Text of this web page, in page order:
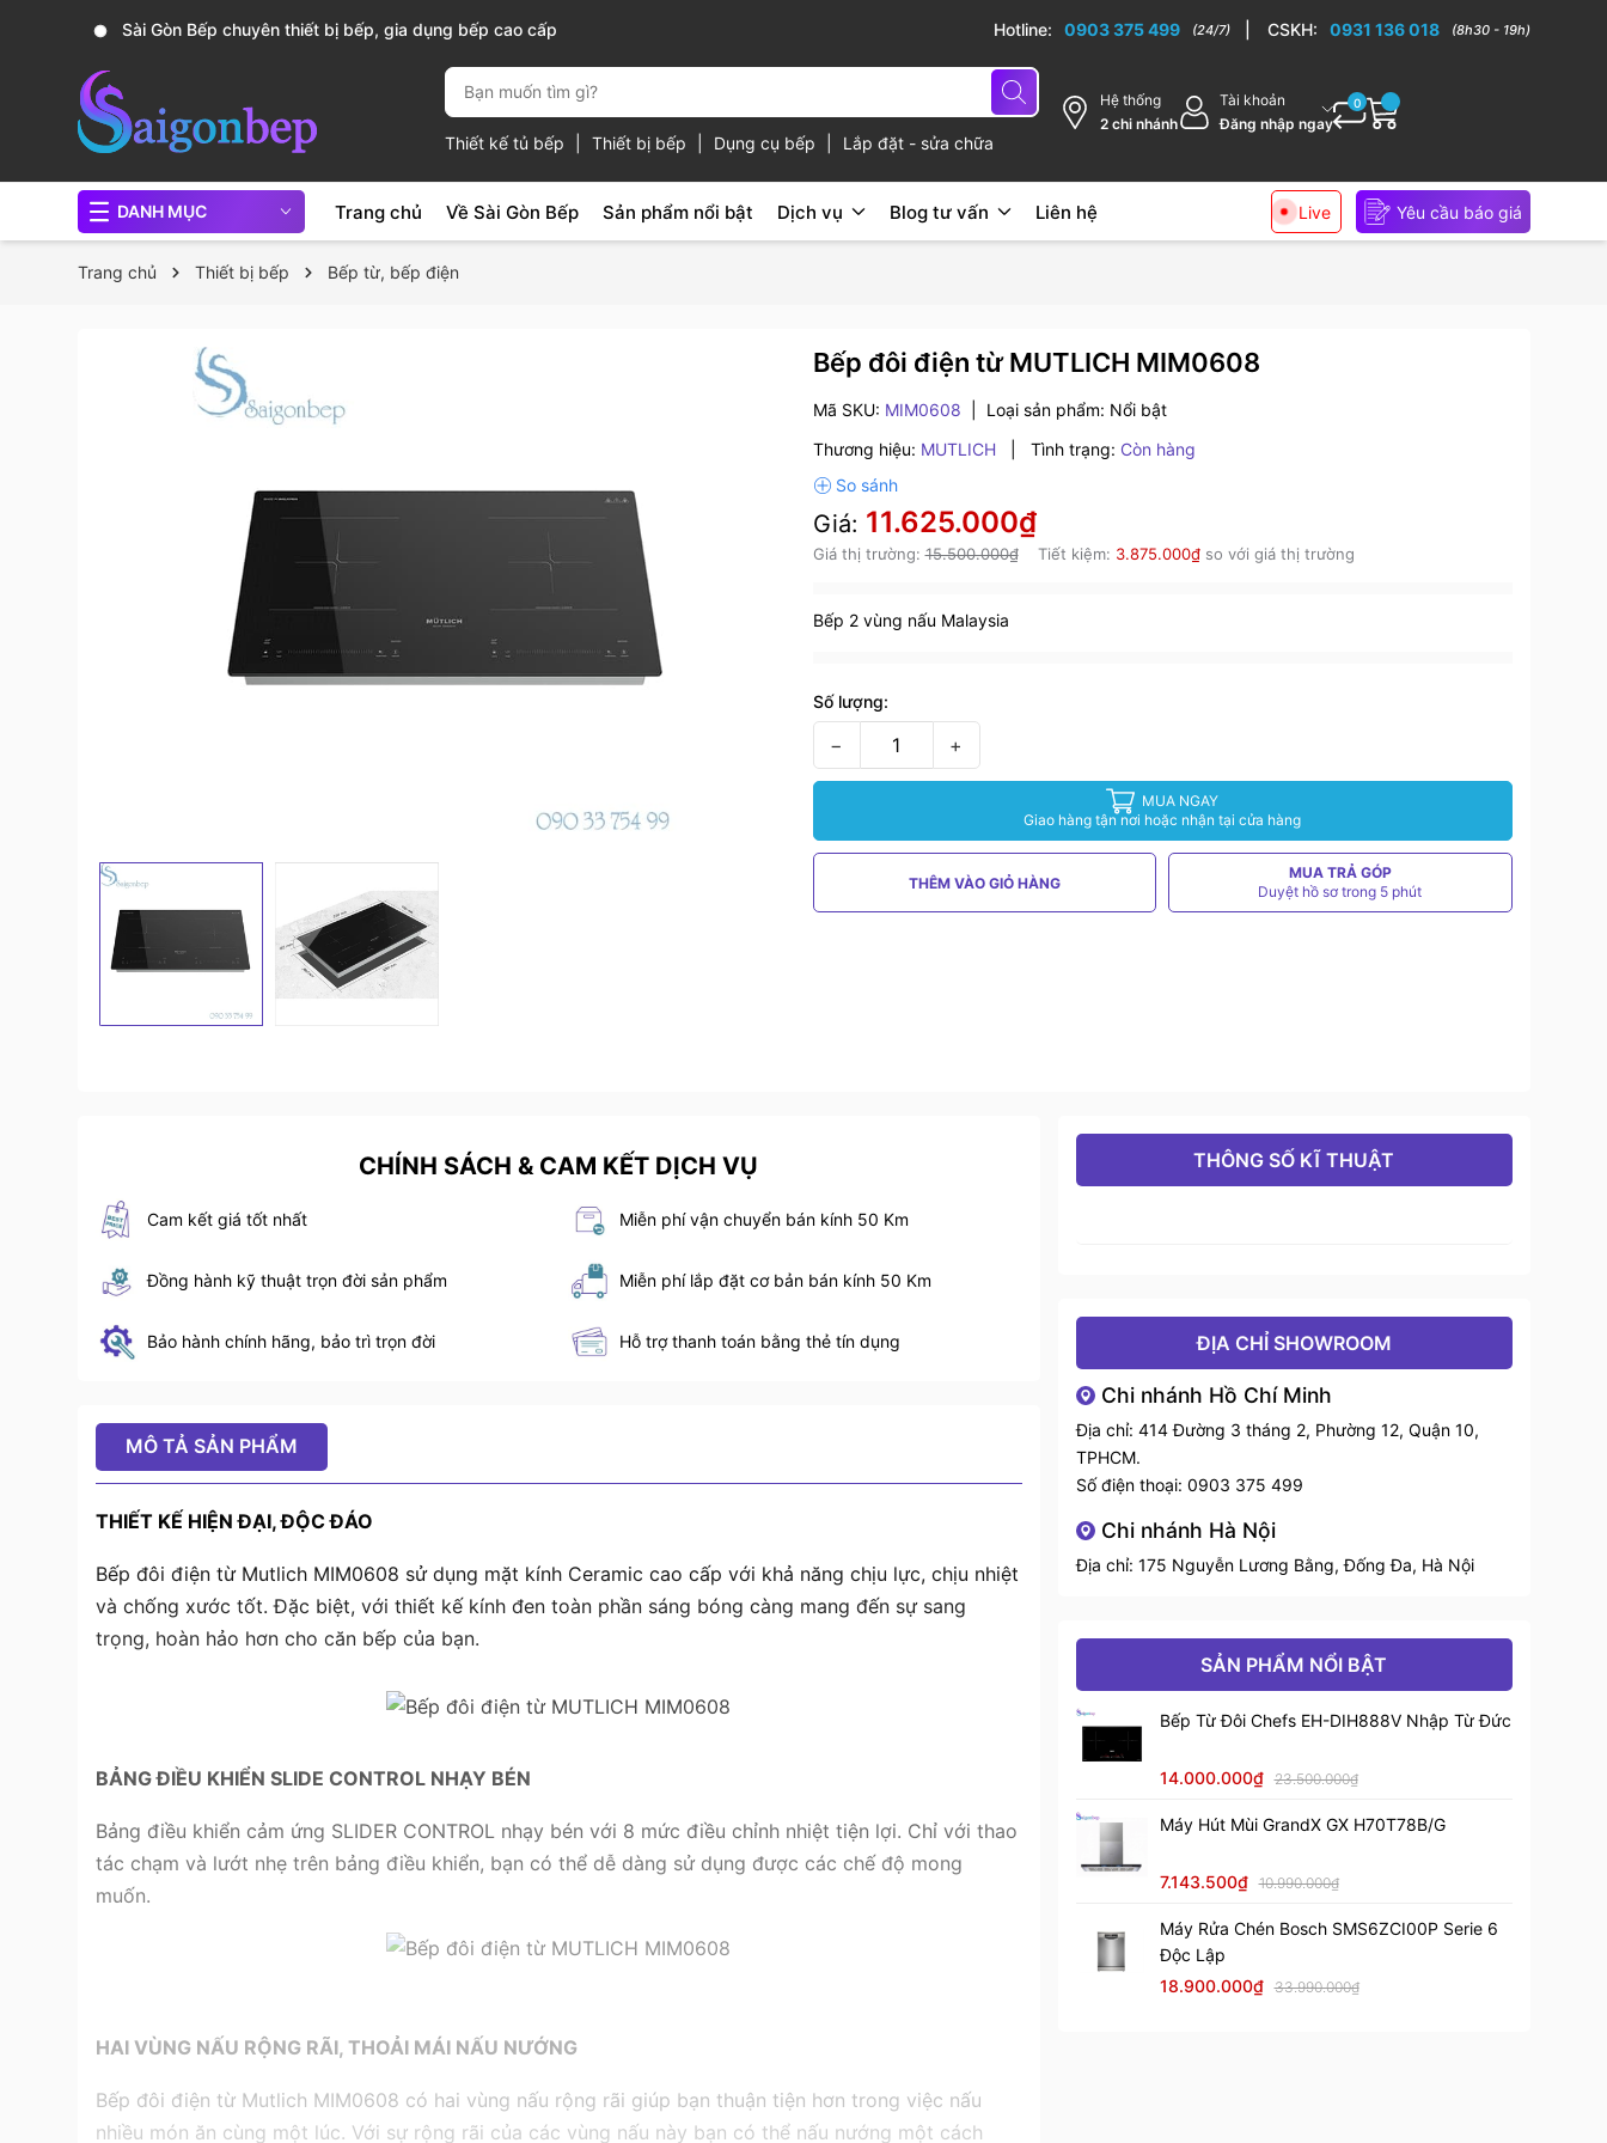
Sài Gòn Bếp chuyên thiết bị bếp, gia dụng bếp cao cấp Hotline: 0903 375 499 (24/7) CSKH: 0931 136 018 (8h30 - 19h)
Thiết kế tủ bếp Thiết bị bếp Dụng cụ bếp Lắp đặt - sửa chữa
Hệ thống
2 chi nhánh
Tài khoản
Đăng nhập ngay
0
DANH MỤC Trang chủ Về Sài Gòn Bếp Sản phẩm nổi bật Dịch vụ Blog tư vấn Liên hệ Live Yêu cầu báo giá
Trang chủ Thiết bị bếp Bếp từ, bếp điện
Bếp đôi điện từ MUTLICH MIM0608
Mã SKU: MIM0608 Loại sản phẩm: Nổi bật
Thương hiệu: MUTLICH Tình trạng: Còn hàng
Giá: 11.625.000₫
Giá thị trường:15.500.000₫ Tiết kiệm: 3.875.000₫so với giá thị trường
Bếp 2 vùng nấu Malaysia
Số lượng:
− +
MUA NGAY
Giao hàng tận nơi hoặc nhận tại cửa hàng
THÊM VÀO GIỎ HÀNG
MUA TRẢ GÓP
Duyệt hồ sơ trong 5 phút
CHÍNH SÁCH & CAM KẾT DỊCH VỤ
Cam kết giá tốt nhất Miễn phí vận chuyển bán kính 50 Km
Đồng hành kỹ thuật trọn đời sản phẩm Miễn phí lắp đặt cơ bản bán kính 50 Km
Bảo hành chính hãng, bảo trì trọn đời Hỗ trợ thanh toán bằng thẻ tín dụng
MÔ TẢ SẢN PHẨM
THIẾT KẾ HIỆN ĐẠI, ĐỘC ĐÁO
Bếp đôi điện từ Mutlich MIM0608 sử dụng mặt kính Ceramic cao cấp với khả năng chịu lực, chịu nhiệt
và chống xước tốt. Đặc biệt, với thiết kế kính đen toàn phần sáng bóng càng mang đến sự sang
trọng, hoàn hảo hơn cho căn bếp của bạn.
BẢNG ĐIỀU KHIỂN SLIDE CONTROL NHẠY BÉN
Bảng điều khiển cảm ứng SLIDER CONTROL nhạy bén với 8 mức điều chỉnh nhiệt tiện lợi. Chỉ với thao
tác chạm và lướt nhẹ trên bảng điều khiển, bạn có thể dễ dàng sử dụng được các chế độ mong
muốn.
HAI VÙNG NẤU RỘNG RÃI, THOẢI MÁI NẤU NƯỚNG
Bếp đôi điện từ Mutlich MIM0608 có hai vùng nấu rộng rãi giúp bạn thuận tiện hơn trong việc nấu
nhiều món ăn cùng một lúc. Với sự rộng rãi của các vùng nấu này bạn có thể nấu nướng một cách
THÔNG SỐ KĨ THUẬT
ĐỊA CHỈ SHOWROOM
Chi nhánh Hồ Chí Minh
Địa chỉ: 414 Đường 3 tháng 2, Phường 12, Quận 10,
TPHCM.
Số điện thoại: 0903 375 499
Chi nhánh Hà Nội
Địa chỉ: 175 Nguyễn Lương Bằng, Đống Đa, Hà Nội
SẢN PHẨM NỔI BẬT
Bếp Từ Đôi Chefs EH-DIH888V Nhập Từ Đức
14.000.000₫ 23.500.000₫
Máy Hút Mùi GrandX GX H70T78B/G
7.143.500₫ 10.990.000₫
Máy Rửa Chén Bosch SMS6ZCI00P Serie 6
Độc Lập
18.900.000₫ 33.990.000₫